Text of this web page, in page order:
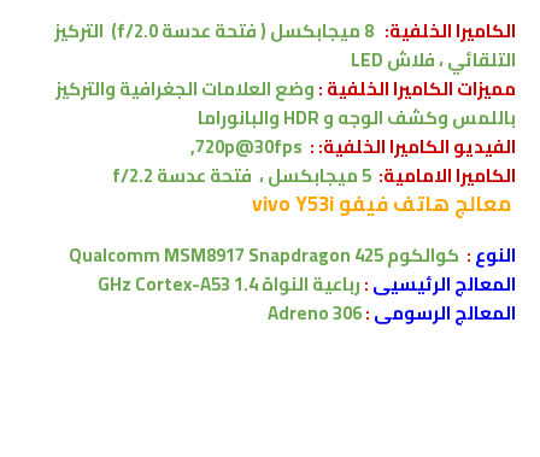
الكاميرا الخلفية: ( فتحة عدسة f/2.0)
التركيز
التلقائي ، فلاش LED
مميزات الكاميرا الخلفية :وضع العلامات الجغرافية والتركيز
باللمس وكشف الوجه و HDR والبانوراما
الفيديو الكاميرا الخلفية: : 720p@30fps,
الكاميرا الامامية:
معالجهاتف فيفو vivo Y53i
النوع: كوالكومQualcomm MSM8917 Snapdragon 425
المعالج الرئيسيى:رباعية النواة 1.4 GHz Cortex-A53
المعالج الرسومى:
Adreno 306